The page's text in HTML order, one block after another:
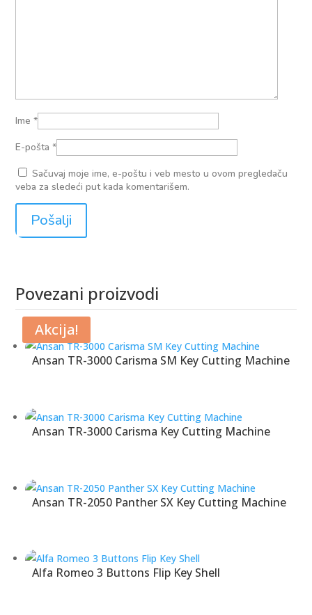
Ime*
E-pošta*
Sačuvaj moje ime, e-poštu i veb mesto u ovom pregledaču
veba za sledeći put kada komentarišem.
Povezani proizvodi
Povezani proizvodi
Ansan TR-3000 Carisma SM Key Cutting Machine
Ansan TR-3000 Carisma Key Cutting Machine
Ansan TR-2050 Panther SX Key Cutting Machine
Alfa Romeo 3 Buttons Flip Key Shell
Akcija!